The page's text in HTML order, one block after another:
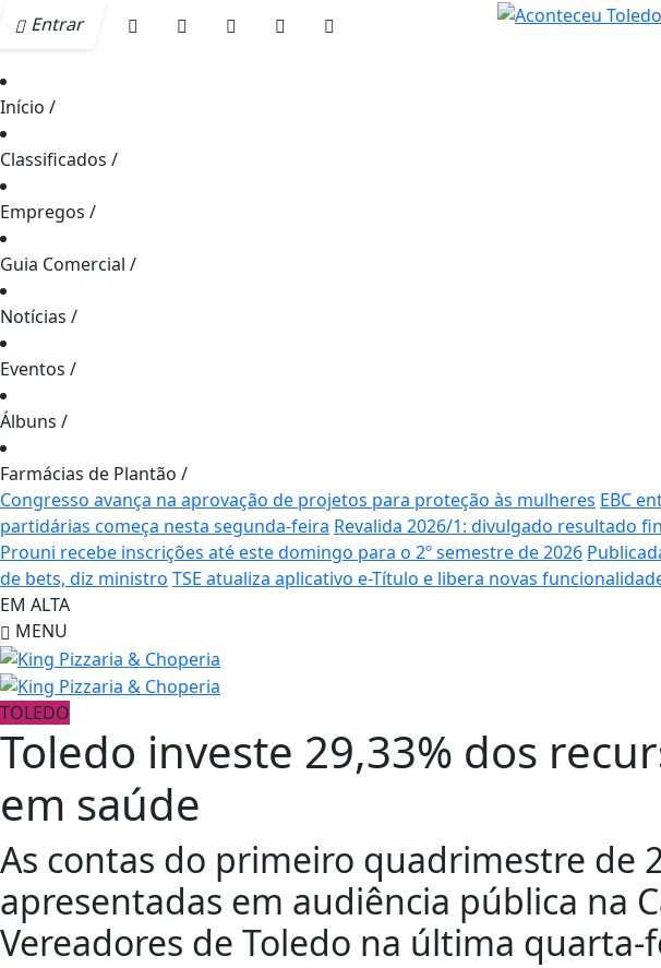
Entrar
Início /
Classificados /
Empregos /
Guia Comercial /
Notícias /
Eventos /
Álbuns /
Farmácias de Plantão /
Congresso avança na aprovação de projetos para proteção às mulheres EBC
partidárias começa nesta segunda-feira Revalida 2026/1: divulgado resultado
Prouni recebe inscrições até este domingo para o 2º semestre de 2026
de bets, diz ministro TSE atualiza aplicativo e-Título e libera novas
EM ALTA
MENU
TOLEDO
Toledo investe 29,33% dos
em saúde
As contas do primeiro quadrimestre de
apresentadas em audiência pública na
Vereadores de Toledo na última quarta-